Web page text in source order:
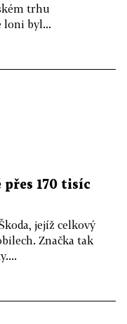
trhu
loni byl...
170 tisíc
jejíž celkový
Značka tak